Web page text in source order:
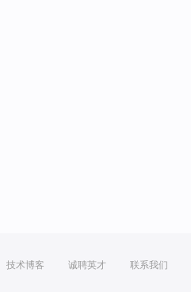
技术博客 诚聘英才 联系我们